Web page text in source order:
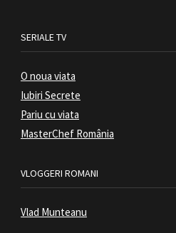
SERIALE TV
O noua viata
Iubiri Secrete
Pariu cu viata
MasterChef România
VLOGGERI ROMANI
Vlad Munteanu